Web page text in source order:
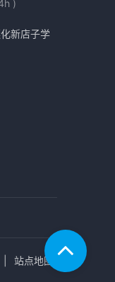
)
新店子学
站点地图